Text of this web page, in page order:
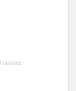
de la zona los